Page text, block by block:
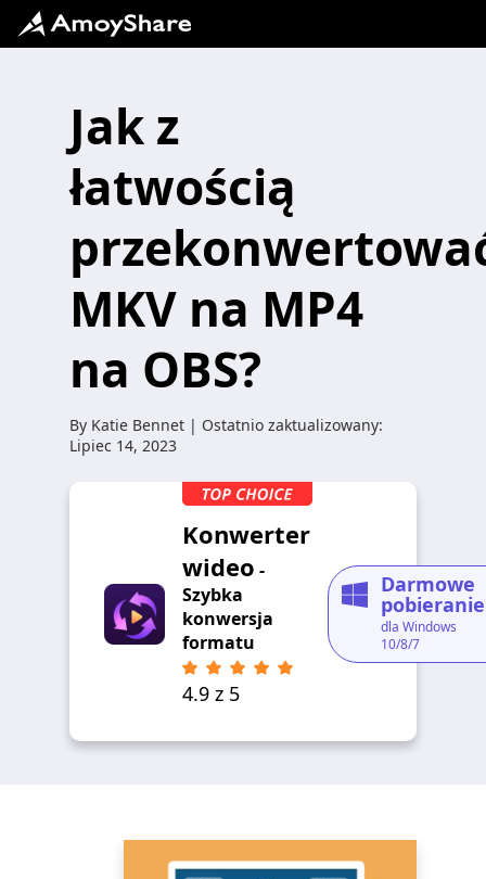
Jak z
łatwością
MKV na MP4
na OBS?
By Katie Bennet | Ostatnio zaktualizowany:
Lipiec 14, 2023
Konwerter
wideo -
Szybka
konwersja
formatu
4.9 z 5
Darmowe
pobieranie
dla Windows
10/8/7